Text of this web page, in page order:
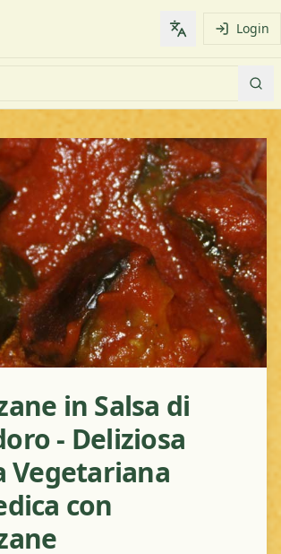
Change Login
in Salsa di
- Deliziosa
Vegetariana
con